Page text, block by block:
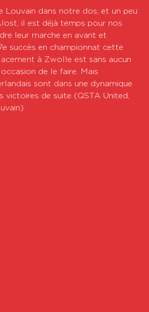
Louvain dans notre dos, et un peu
il est déjà temps pour nos
leur marche en avant et
succès en championnat cette
à Zwolle est sans aucun
de le faire. Mais
sont dans une dynamique
victoires de suite (QSTA United,